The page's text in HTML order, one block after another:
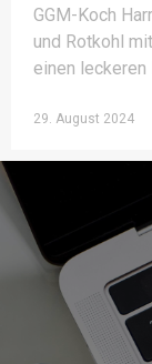
GGM-Koch
und Rotkohl
einen leckeren
29. August 2024